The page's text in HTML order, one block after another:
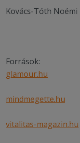
Kovács-Tóth Noémi
Források:
glamour.hu
mindmegette.hu
vitalitas-magazin.hu